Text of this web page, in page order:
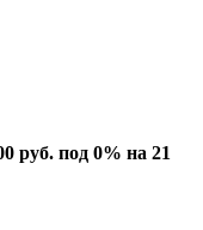
руб. под 0% на 21